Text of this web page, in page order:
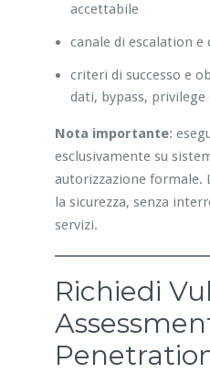
accettabile
canale di escalation
criteri di successo e
dati, bypass, privilege
Nota importante:
esclusivamente su
autorizzazione formale.
la sicurezza, senza
servizi.
Richiedi